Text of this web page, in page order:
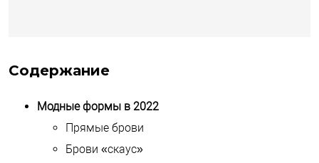
Содержание
Модные формы в 2022
Прямые брови
Брови «скаус»